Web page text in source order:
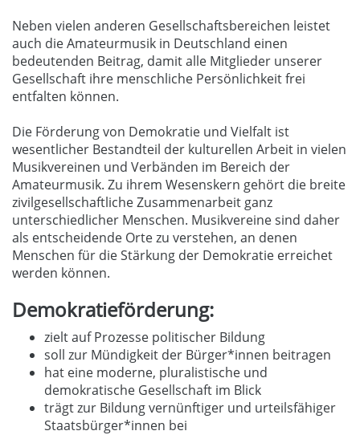
Neben vielen anderen Gesellschaftsbereichen leistet
auch die Amateurmusik in Deutschland einen
bedeutenden Beitrag, damit alle Mitglieder unserer
Gesellschaft ihre menschliche Persönlichkeit frei
entfalten können.
Die Förderung von Demokratie und Vielfalt ist
wesentlicher Bestandteil der kulturellen Arbeit in vielen
Musikvereinen und Verbänden im Bereich der
Amateurmusik. Zu ihrem Wesenskern gehört die breite
zivilgesellschaftliche Zusammenarbeit ganz
unterschiedlicher Menschen. Musikvereine sind daher
als entscheidende Orte zu verstehen, an denen
Menschen für die Stärkung der Demokratie erreichet
werden können.
Demokratieförderung:
zielt auf Prozesse politischer Bildung
soll zur Mündigkeit der Bürger*innen beitragen
hat eine moderne, pluralistische und
demokratische Gesellschaft im Blick
trägt zur Bildung vernünftiger und urteilsfähiger
Staatsbürger*innen bei